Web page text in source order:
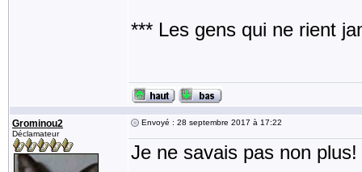
*** Les gens qui ne rient
Grominou2
Déclamateur
Envoyé : 28 septembre 2017 à 17:22
Je ne savais pas non plus!